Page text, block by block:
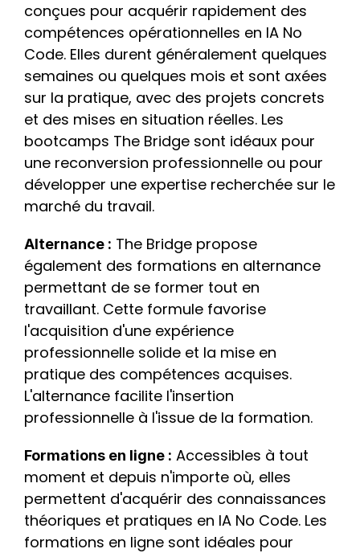
conçues pour acquérir rapidement des
compétences opérationnelles en IA No
Code. Elles durent généralement quelques
semaines ou quelques mois et sont axées
sur la pratique, avec des projets concrets
et des mises en situation réelles. Les
bootcamps The Bridge sont idéaux pour
une reconversion professionnelle ou pour
développer une expertise recherchée sur le
marché du travail.
Alternance : The Bridge propose
également des formations en alternance
permettant de se former tout en
travaillant. Cette formule favorise
l'acquisition d'une expérience
professionnelle solide et la mise en
pratique des compétences acquises.
L'alternance facilite l'insertion
professionnelle à l'issue de la formation.
Formations en ligne : Accessibles à tout
moment et depuis n'importe où, elles
permettent d'acquérir des connaissances
théoriques et pratiques en IA No Code. Les
formations en ligne sont idéales pour